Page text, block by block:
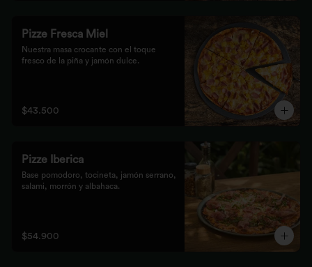
Pizze Fresca Miel
Nuestra masa crocante con el toque
fresco de la piña y jamón dulce.
$43.500
Pizze Iberica
Base pomodoro, tocineta, jamón serrano,
salami, morrón y albahaca.
$54.900